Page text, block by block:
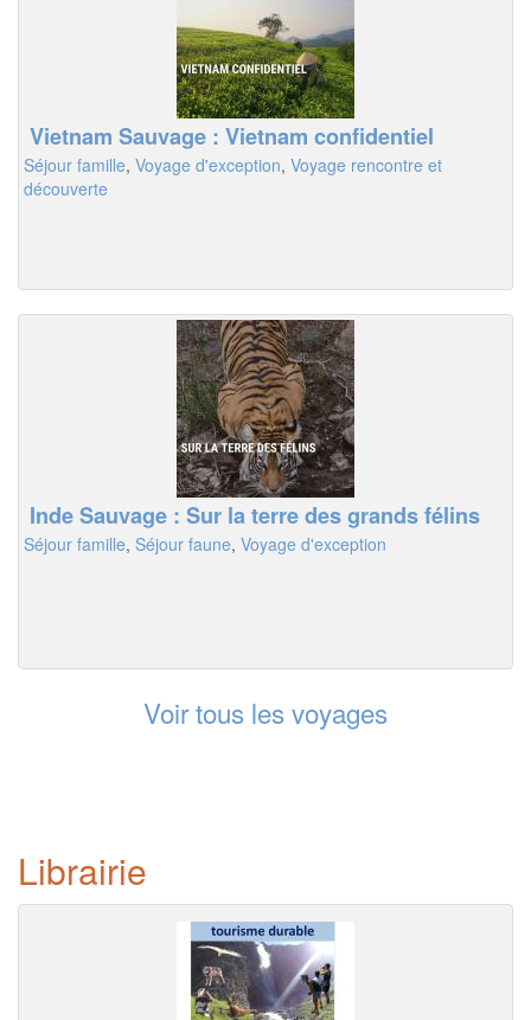
Vietnam Sauvage : Vietnam confidentiel
Séjour famille, Voyage d'exception, Voyage rencontre et
découverte
Inde Sauvage : Sur la terre des grands félins
Séjour famille, Séjour faune, Voyage d'exception
Voir tous les voyages
Librairie